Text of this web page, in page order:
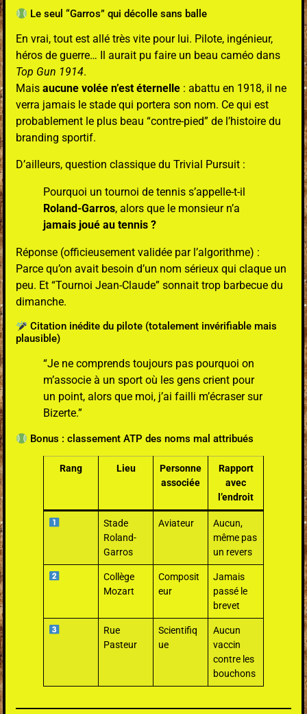
Le seul “Garros” qui décolle sans balle
En vrai, tout est allé très vite pour lui. Pilote, ingénieur,
héros de guerre… Il aurait pu faire un beau caméo dans
Top Gun 1914.
Mais aucune volée n’est éternelle : abattu en 1918, il ne
verra jamais le stade qui portera son nom. Ce qui est
probablement le plus beau “contre-pied” de l’histoire du
branding sportif.
D’ailleurs, question classique du Trivial Pursuit :
Pourquoi un tournoi de tennis s’appelle-t-il
Roland-Garros, alors que le monsieur n’a
jamais joué au tennis ?
Réponse (officieusement validée par l’algorithme) :
Parce qu’on avait besoin d’un nom sérieux qui claque un
peu. Et “Tournoi Jean-Claude” sonnait trop barbecue du
dimanche.
Citation inédite du pilote (totalement invérifiable mais
plausible)
“Je ne comprends toujours pas pourquoi on
m’associe à un sport où les gens crient pour
un point, alors que moi, j’ai failli m’écraser sur
Bizerte.”
Bonus : classement ATP des noms mal attribués
Rang Lieu
Personne
associée
Rapport
avec
l’endroit
Stade
Roland-
Garros
Aviateur
Aucun,
même pas
un revers
Collège
Mozart
Composit
eur
Jamais
passé le
brevet
Rue
Pasteur
Scientifiq
ue
Aucun
vaccin
contre les
bouchons